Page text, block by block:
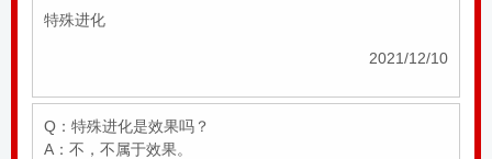
特殊进化
2021/12/10
Q：特殊进化是效果吗？
A：不，不属于效果。